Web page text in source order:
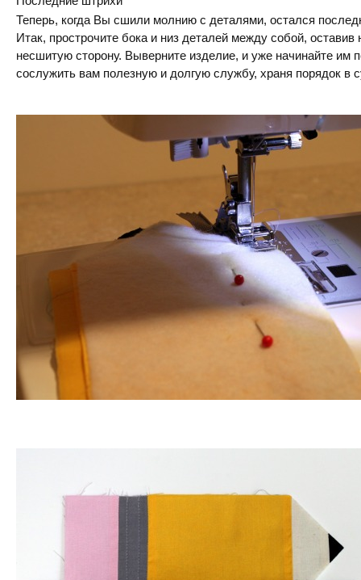
Теперь, когда Вы сшили молнию с деталями, остался
Итак, прострочите бока и низ деталей между собой, оставив
несшитую сторону. Выверните изделие, и уже начинайте им
сослужить вам полезную и долгую службу, храня порядок в